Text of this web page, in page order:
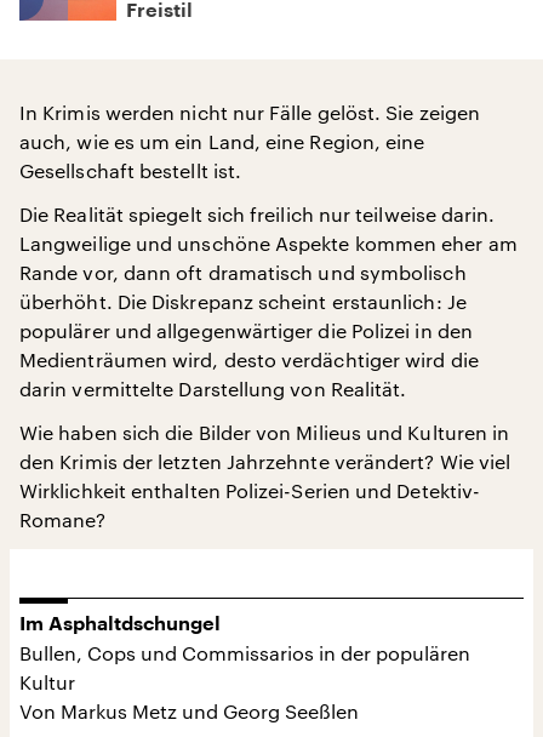
Freistil
In Krimis werden nicht nur Fälle gelöst. Sie zeigen
auch, wie es um ein Land, eine Region, eine
Gesellschaft bestellt ist.
Die Realität spiegelt sich freilich nur teilweise darin.
Langweilige und unschöne Aspekte kommen eher am
Rande vor, dann oft dramatisch und symbolisch
überhöht. Die Diskrepanz scheint erstaunlich: Je
populärer und allgegenwärtiger die Polizei in den
Medienträumen wird, desto verdächtiger wird die
darin vermittelte Darstellung von Realität.
Wie haben sich die Bilder von Milieus und Kulturen in
den Krimis der letzten Jahrzehnte verändert? Wie viel
Wirklichkeit enthalten Polizei-Serien und Detektiv-
Romane?
Im Asphaltdschungel
Bullen, Cops und Commissarios in der populären
Kultur
Von Markus Metz und Georg Seeßlen